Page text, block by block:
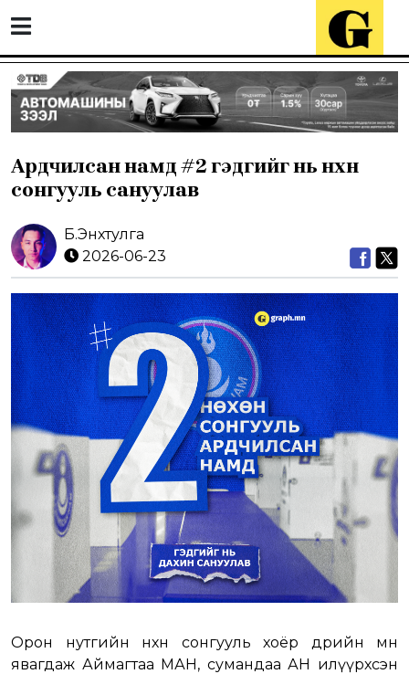
Ардчилсан намд #2 гэдгийг нь нөхөн
сонгууль сануулав
Б.Энхтулга
2026-06-23
Орон нутгийн нөхөн сонгууль хоёр өдрийн өмнө
явагдаж Аймагтаа МАН, сумандаа АН илүүрхсэн